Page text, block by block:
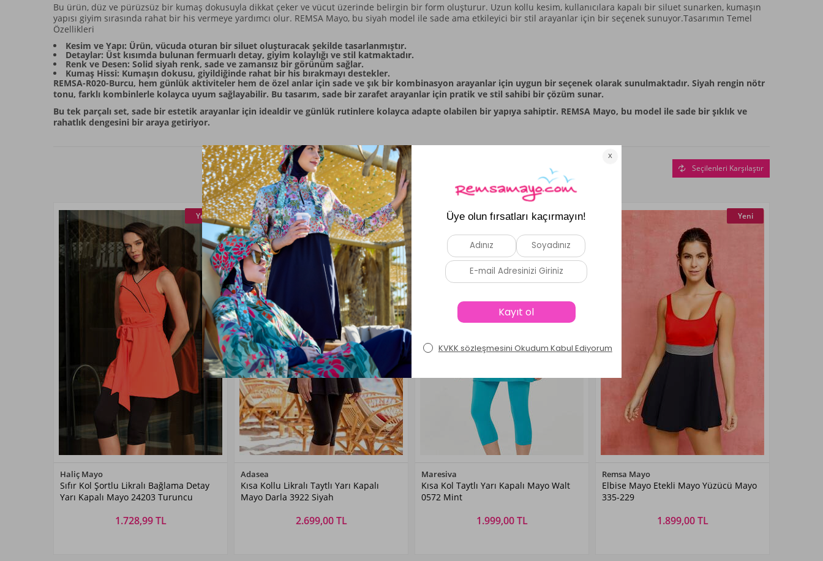
Bu ürün, düz ve pürüzsüz bir kumaş dokusuyla dikkat çeker ve vücut üzerinde belirgin bir form oluşturur. Uzun kollu kesim, kullanıcılara kapalı bir siluet sunarken, kumaşın
yapısı giyim sırasında rahat bir his vermeye yardımcı olur. REMSA Mayo, bu siyah model ile sade ama etkileyici bir stil arayanlar için bir seçenek sunuyor.Tasarımın Temel
Özellikleri
Kesim ve Yapı: Ürün, vücuda oturan bir siluet oluşturacak şekilde tasarlanmıştır.
Detaylar: Üst kısımda bulunan fermuarlı detay, giyim kolaylığı ve stil katmaktadır.
Renk ve Desen: Solid siyah renk, sade ve zamansız bir görünüm sağlar.
Kumaş Hissi: Kumaşın dokusu, giyildiğinde rahat bir his bırakmayı destekler.
REMSA-R020-Burcu, hem günlük aktiviteler hem de özel anlar için sade ve şık bir kombinasyon arayanlar için uygun bir seçenek olarak sunulmaktadır. Siyah rengin nötr
tonu, farklı kombinlerle kolayca uyum sağlayabilir. Bu tasarım, sade bir zarafet arayanlar için pratik ve stil sahibi bir çözüm sunar.
Bu tek parçalı set, sade bir estetik arayanlar için idealdir ve günlük rutinlere kolayca adapte olabilen bir yapıya sahiptir. REMSA Mayo, bu model ile sade bir şıklık ve
rahatlık dengesini bir araya getiriyor.
Benzer Ürünler
Seçilenleri Karşılaştır
Turuncu
Yeni
Haliç Mayo
Sıfır Kol Şortlu Likralı Bağlama Detay
Yarı Kapalı Mayo 24203 Turuncu
1.728,99 TL
Siyah
Yeni
Adasea
Kısa Kollu Likralı Taytlı Yarı Kapalı
Mayo Darla 3922 Siyah
2.699,00 TL
Mint
Yeni
Maresiva
Kısa Kol Taytlı Yarı Kapalı Mayo Walt
0572 Mint
1.999,00 TL
Kırmızı
Yeni
Remsa Mayo
Elbise Mayo Etekli Mayo Yüzücü Mayo
335-229
1.899,00 TL